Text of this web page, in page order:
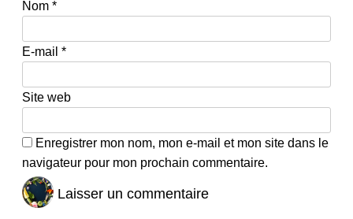
Nom *
E-mail *
Site web
Enregistrer mon nom, mon e-mail et mon site dans le
navigateur pour mon prochain commentaire.